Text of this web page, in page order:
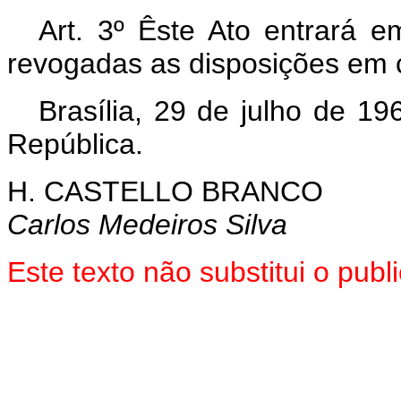
Art. 3º Êste Ato entrará
revogadas as disposições em
Brasília, 29 de julho de
República.
H. CASTELLO BRANCO
Carlos Medeiros Silva
Este texto não substitui o